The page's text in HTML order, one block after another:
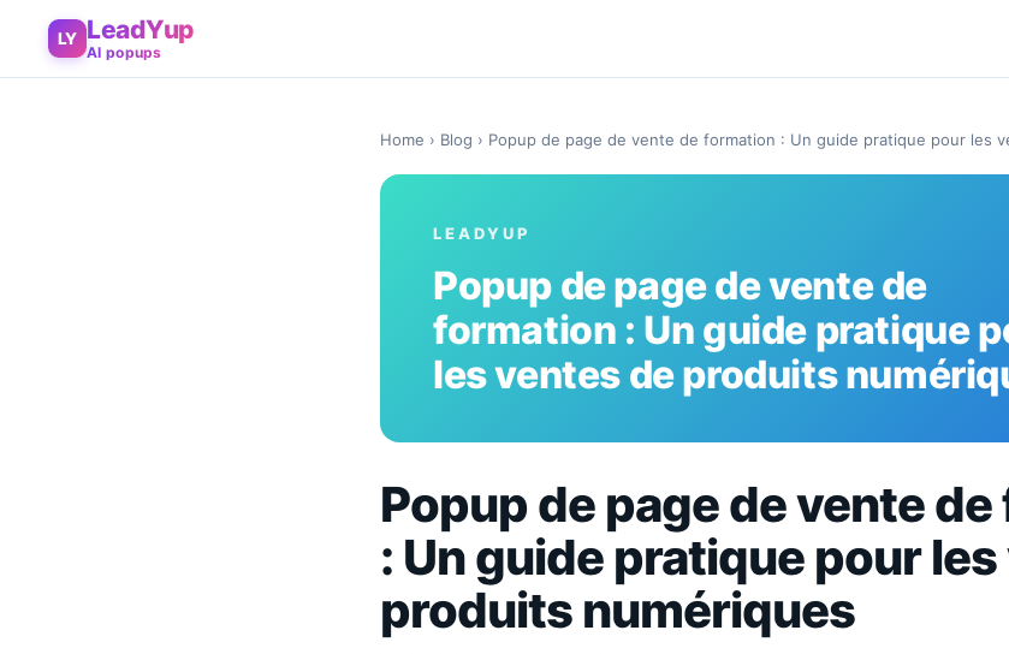
LY LeadYup
AI popups
Home › Blog › Popup de page de vente de formation : Un guide pratique pour les
LEADYUP
Popup de page de vente de
formation : Un guide pratique
les ventes de produits
Popup de page de vente
: Un guide pratique pour
produits numériques